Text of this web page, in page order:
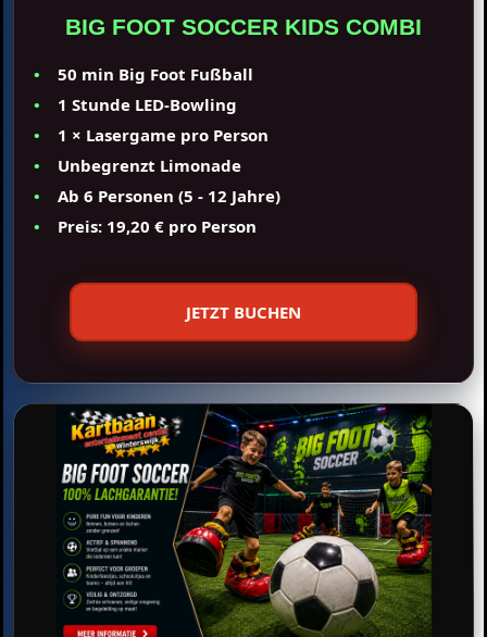
BIG FOOT SOCCER KIDS COMBI
50 min Big Foot Fußball
1 Stunde LED-Bowling
1 × Lasergame pro Person
Unbegrenzt Limonade
Ab 6 Personen (5 - 12 Jahre)
Preis: 19,20 € pro Person
JETZT BUCHEN